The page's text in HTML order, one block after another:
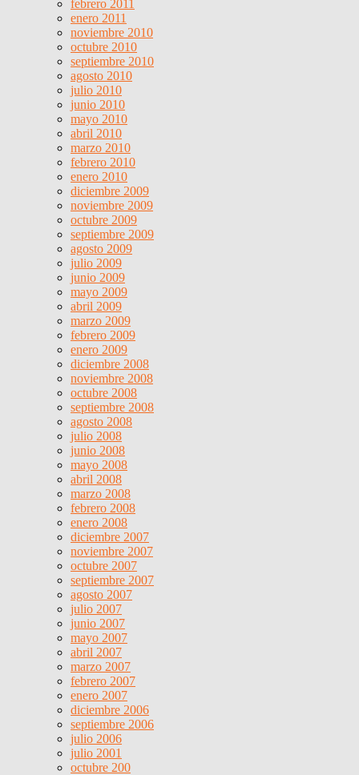
febrero 2011
enero 2011
noviembre 2010
octubre 2010
septiembre 2010
agosto 2010
julio 2010
junio 2010
mayo 2010
abril 2010
marzo 2010
febrero 2010
enero 2010
diciembre 2009
noviembre 2009
octubre 2009
septiembre 2009
agosto 2009
julio 2009
junio 2009
mayo 2009
abril 2009
marzo 2009
febrero 2009
enero 2009
diciembre 2008
noviembre 2008
octubre 2008
septiembre 2008
agosto 2008
julio 2008
junio 2008
mayo 2008
abril 2008
marzo 2008
febrero 2008
enero 2008
diciembre 2007
noviembre 2007
octubre 2007
septiembre 2007
agosto 2007
julio 2007
junio 2007
mayo 2007
abril 2007
marzo 2007
febrero 2007
enero 2007
diciembre 2006
septiembre 2006
julio 2006
julio 2001
octubre 200